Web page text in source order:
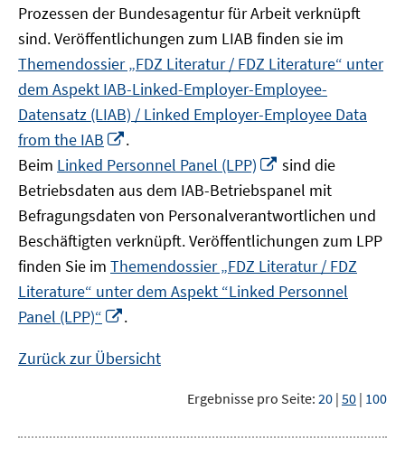
Prozessen der Bundesagentur für Arbeit verknüpft
sind. Veröffentlichungen zum LIAB finden sie im
Themendossier „FDZ Literatur / FDZ Literature“ unter
dem Aspekt IAB-Linked-Employer-Employee-
Datensatz (LIAB) / Linked Employer-Employee Data
from the IAB
neuem
Fenster
öffnen
.
Beim Linked Personnel Panel (LPP)
In
neuem
Fenster
öffnen
sind die
Betriebsdaten aus dem IAB-Betriebspanel mit
Befragungsdaten von Personalverantwortlichen und
Beschäftigten verknüpft. Veröffentlichungen zum LPP
finden Sie im Themendossier „FDZ Literatur / FDZ
Literature“ unter dem Aspekt “Linked Personnel
Panel (LPP)“
Fenster
.
Zurück zur Übersicht
Ergebnisse pro Seite: 20 | 50 | 100